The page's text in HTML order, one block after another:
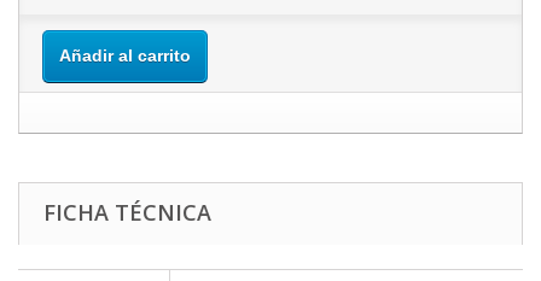
Añadir al carrito
FICHA TÉCNICA